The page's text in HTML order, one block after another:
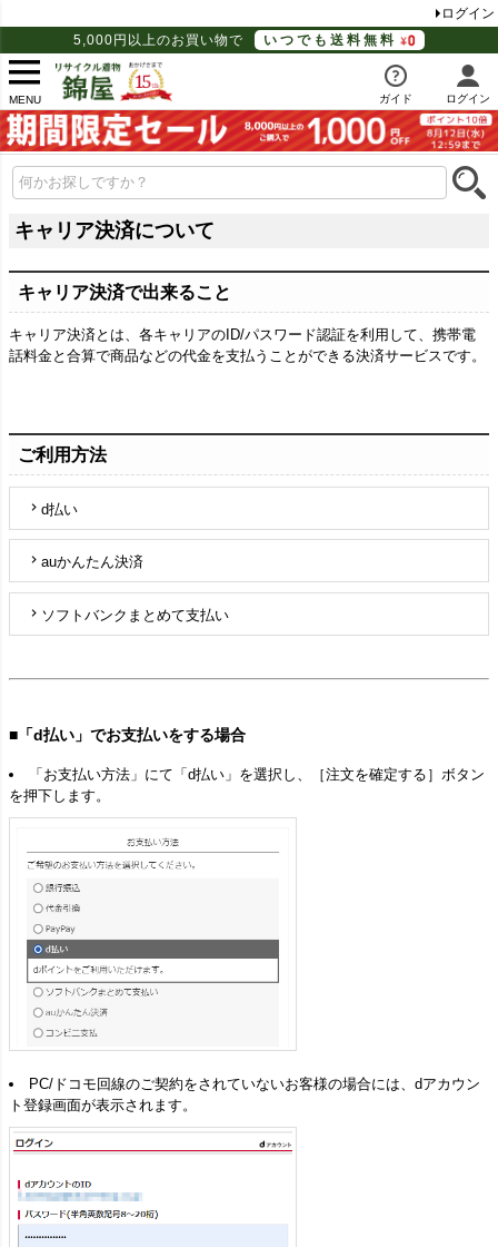
ログイン
5,000円以上のお買い物で
いつでも送料無料
MENU ガイド ログイン
キャリア決済について
キャリア決済で出来ること
キャリア決済とは、各キャリアのID/パスワード認証を利用して、携帯電
話料金と合算で商品などの代金を支払うことができる決済サービスです。
ご利用方法
d払い
auかんたん決済
ソフトバンクまとめて支払い
■「d払い」でお支払いをする場合
「お支払い方法」にて「d払い」を選択し、［注文を確定する］ボタン
を押下します。
PC/ドコモ回線のご契約をされていないお客様の場合には、dアカウン
ト登録画面が表示されます。